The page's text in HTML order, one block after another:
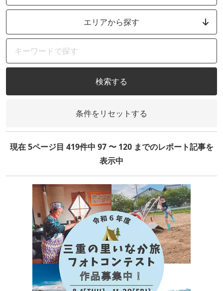
エリアから探す
検索する
条件をリセットする
現在 5ページ目 419件中 97 〜 120 までのレポート記事を
表示中